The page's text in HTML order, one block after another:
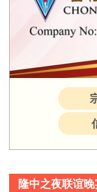
隆中之夜联谊